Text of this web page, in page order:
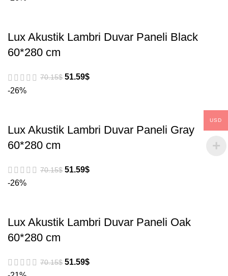
Lux Akustik Lambri Duvar Paneli Black
60*280 cm
70.15$ 51.59$
-26%
Lux Akustik Lambri Duvar Paneli Gray
60*280 cm
70.15$ 51.59$
-26%
Lux Akustik Lambri Duvar Paneli Oak
60*280 cm
70.15$ 51.59$
USD